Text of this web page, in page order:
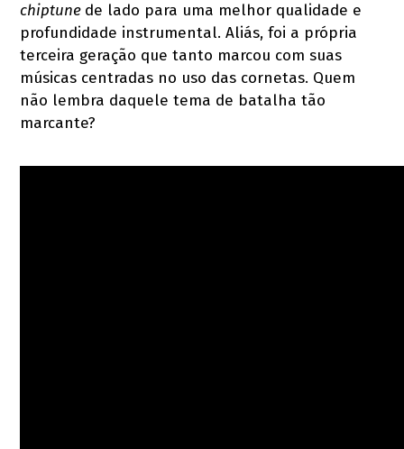
chiptune de lado para uma melhor qualidade e
profundidade instrumental. Aliás, foi a própria
terceira geração que tanto marcou com suas
músicas centradas no uso das cornetas. Quem
não lembra daquele tema de batalha tão
marcante?